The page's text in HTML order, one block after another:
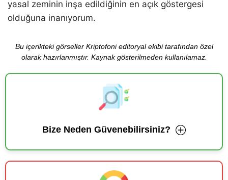
yasal zeminin inşa edildiğinin en açık göstergesi
olduğuna inanıyorum.
Bu içerikteki görseller Kriptofoni editoryal ekibi tarafından özel
olarak hazırlanmıştır. Kaynak gösterilmeden kullanılamaz.
Bize Neden Güvenebilirsiniz?